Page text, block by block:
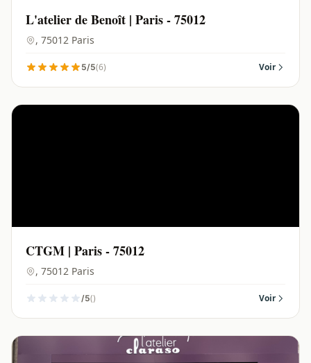
L'atelier de Benoît | Paris - 75012
, 75012 Paris
5/5(6) Voir
CTGM | Paris - 75012
, 75012 Paris
/5() Voir